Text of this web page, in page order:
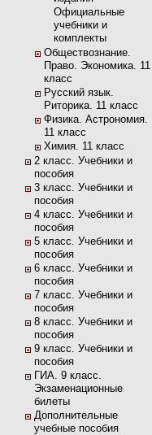
Официальные
учебники и
комплекты
Обществознание.
Право. Экономика. 11
класс
Русский язык.
Риторика. 11 класс
Физика. Астрономия.
11 класс
Химия. 11 класс
2 класс. Учебники и
пособия
3 класс. Учебники и
пособия
4 класс. Учебники и
пособия
5 класс. Учебники и
пособия
6 класс. Учебники и
пособия
7 класс. Учебники и
пособия
8 класс. Учебники и
пособия
9 класс. Учебники и
пособия
ГИА. 9 класс.
Экзаменационные
билеты
Дополнительные
учебные пособия